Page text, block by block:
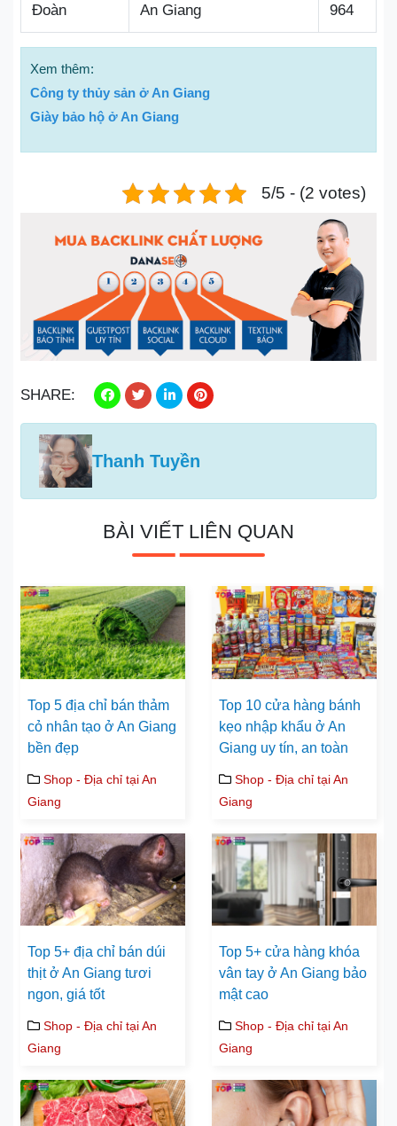
Đoàn
An Giang
964
Xem thêm:
Công ty thủy sản ở An Giang
Giày bảo hộ ở An Giang
5/5 - (2 votes)
SHARE:
Thanh Tuyền
BÀI VIẾT LIÊN QUAN
Top 5 địa chỉ bán thảm
cỏ nhân tạo ở An Giang
bền đẹp
Shop - Địa chỉ tại An
Giang
Top 10 cửa hàng bánh
kẹo nhập khẩu ở An
Giang uy tín, an toàn
Shop - Địa chỉ tại An
Giang
Top 5+ địa chỉ bán dúi
thịt ở An Giang tươi
ngon, giá tốt
Shop - Địa chỉ tại An
Giang
Top 5+ cửa hàng khóa
vân tay ở An Giang bảo
mật cao
Shop - Địa chỉ tại An
Giang